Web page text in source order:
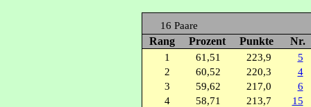
16 Paare
Rang Prozent Punkte Nr.
1 61,51 223,9
5
2
60,52 220,3
4
3
59,62 217,0
6
4
58,71 213,7
15